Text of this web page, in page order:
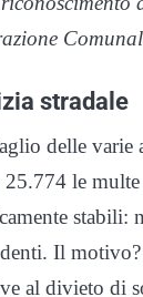
stradale
delle varie
25.774 le
stabili:
Il
al divieto di